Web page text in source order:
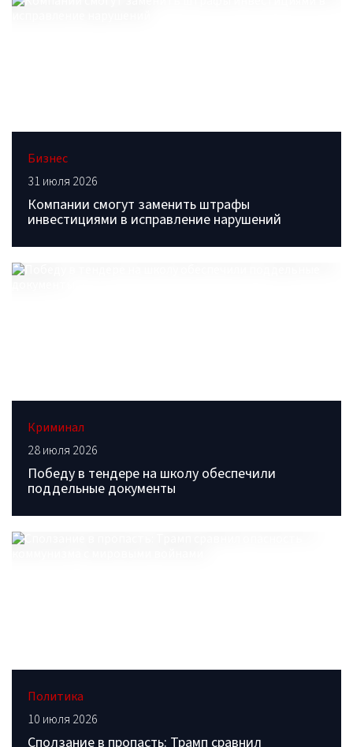
Бизнес
31 июля 2026
Компании смогут заменить штрафы
инвестициями в исправление нарушений
Криминал
28 июля 2026
Победу в тендере на школу обеспечили
поддельные документы
Политика
10 июля 2026
Сползание в пропасть: Трамп сравнил